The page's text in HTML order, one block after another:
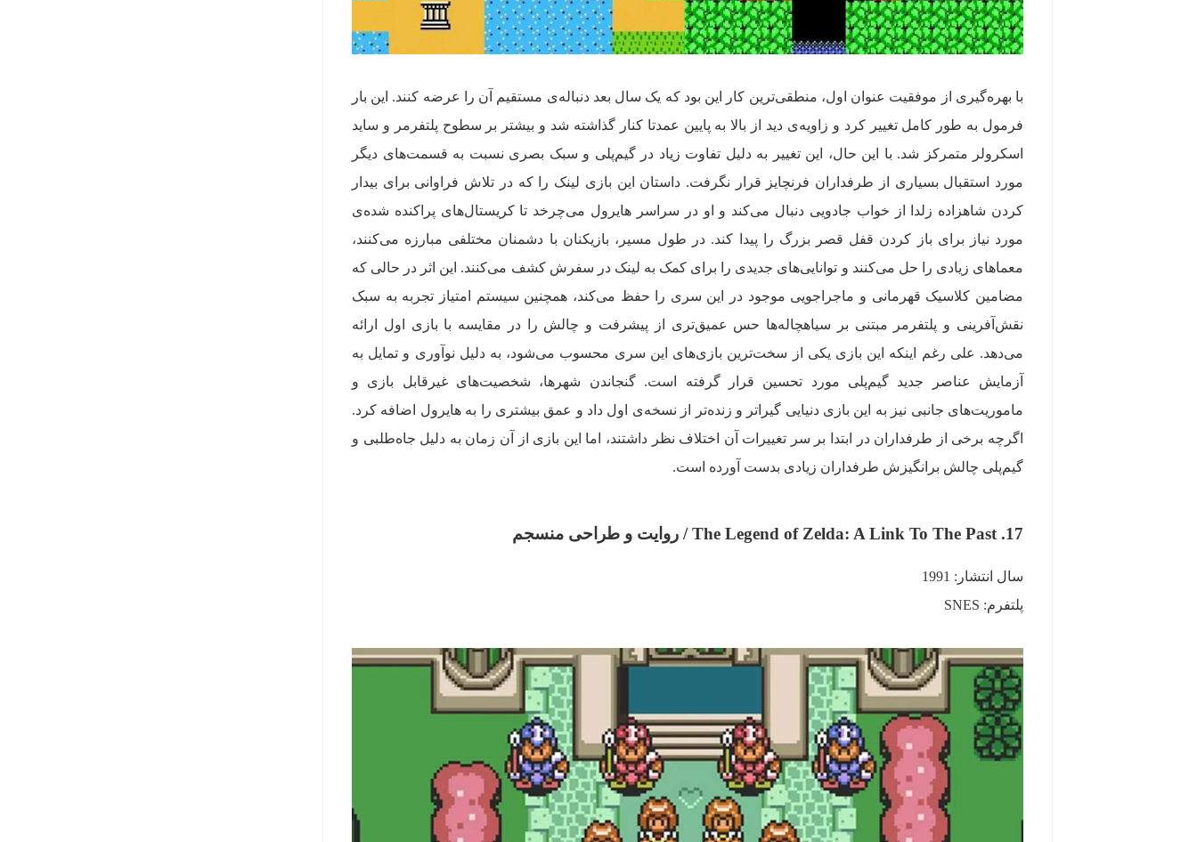
با بهره‌گیری از موفقیت عنوان اول، منطقی‌ترین کار این بود که یک سال بعد دنباله‌ی مستقیم آن را عرضه کنند. این بار
فرمول به طور کامل تغییر کرد و زاویه‌ی دید از بالا به پایین عمدتا کنار گذاشته شد و بیشتر بر سطوح پلتفرمر و ساید
اسکرولر متمرکز شد. با این حال، این تغییر به دلیل تفاوت زیاد در گیم‌پلی و سبک بصری نسبت به قسمت‌های دیگر
مورد استقبال بسیاری از طرفداران فرنچایز قرار نگرفت. داستان این بازی لینک را که در تلاش فراوانی برای بیدار
کردن شاهزاده زلدا از خواب جادویی دنبال می‌کند و او در سراسر هایرول می‌چرخد تا کریستال‌های پراکنده شده‌ی
مورد نیاز برای باز کردن قفل قصر بزرگ را پیدا کند. در طول مسیر، بازیکنان با دشمنان مختلفی مبارزه می‌کنند،
معماهای زیادی را حل می‌کنند و توانایی‌های جدیدی را برای کمک به لینک در سفرش کشف می‌کنند. این اثر در حالی که
مضامین کلاسیک قهرمانی و ماجراجویی موجود در این سری را حفظ می‌کند، همچنین سیستم امتیاز تجربه به سبک
نقش‌آفرینی و پلتفرمر مبتنی بر سیاهچاله‌ها حس عمیق‌تری از پیشرفت و چالش را در مقایسه با بازی اول ارائه
می‌دهد. علی رغم اینکه این بازی یکی از سخت‌ترین بازی‌های این سری محسوب می‌شود، به دلیل نوآوری و تمایل به
آزمایش عناصر جدید گیم‌پلی مورد تحسین قرار گرفته است. گنجاندن شهر‌ها، شخصیت‌های غیرقابل بازی و
ماموریت‌های جانبی نیز به این بازی دنیایی گیراتر و زنده‌تر از نسخه‌ی اول داد و عمق بیشتری را به هایرول اضافه کرد.
اگرچه برخی از طرفداران در ابتدا بر سر تغییرات آن اختلاف نظر داشتند، اما این بازی از آن زمان به دلیل جاه‌طلبی و
گیم‌پلی چالش برانگیزش طرفداران زیادی بدست آورده است.
17. The Legend of Zelda: A Link To The Past / روایت و طراحی منسجم
سال انتشار: 1991
پلتفرم: SNES